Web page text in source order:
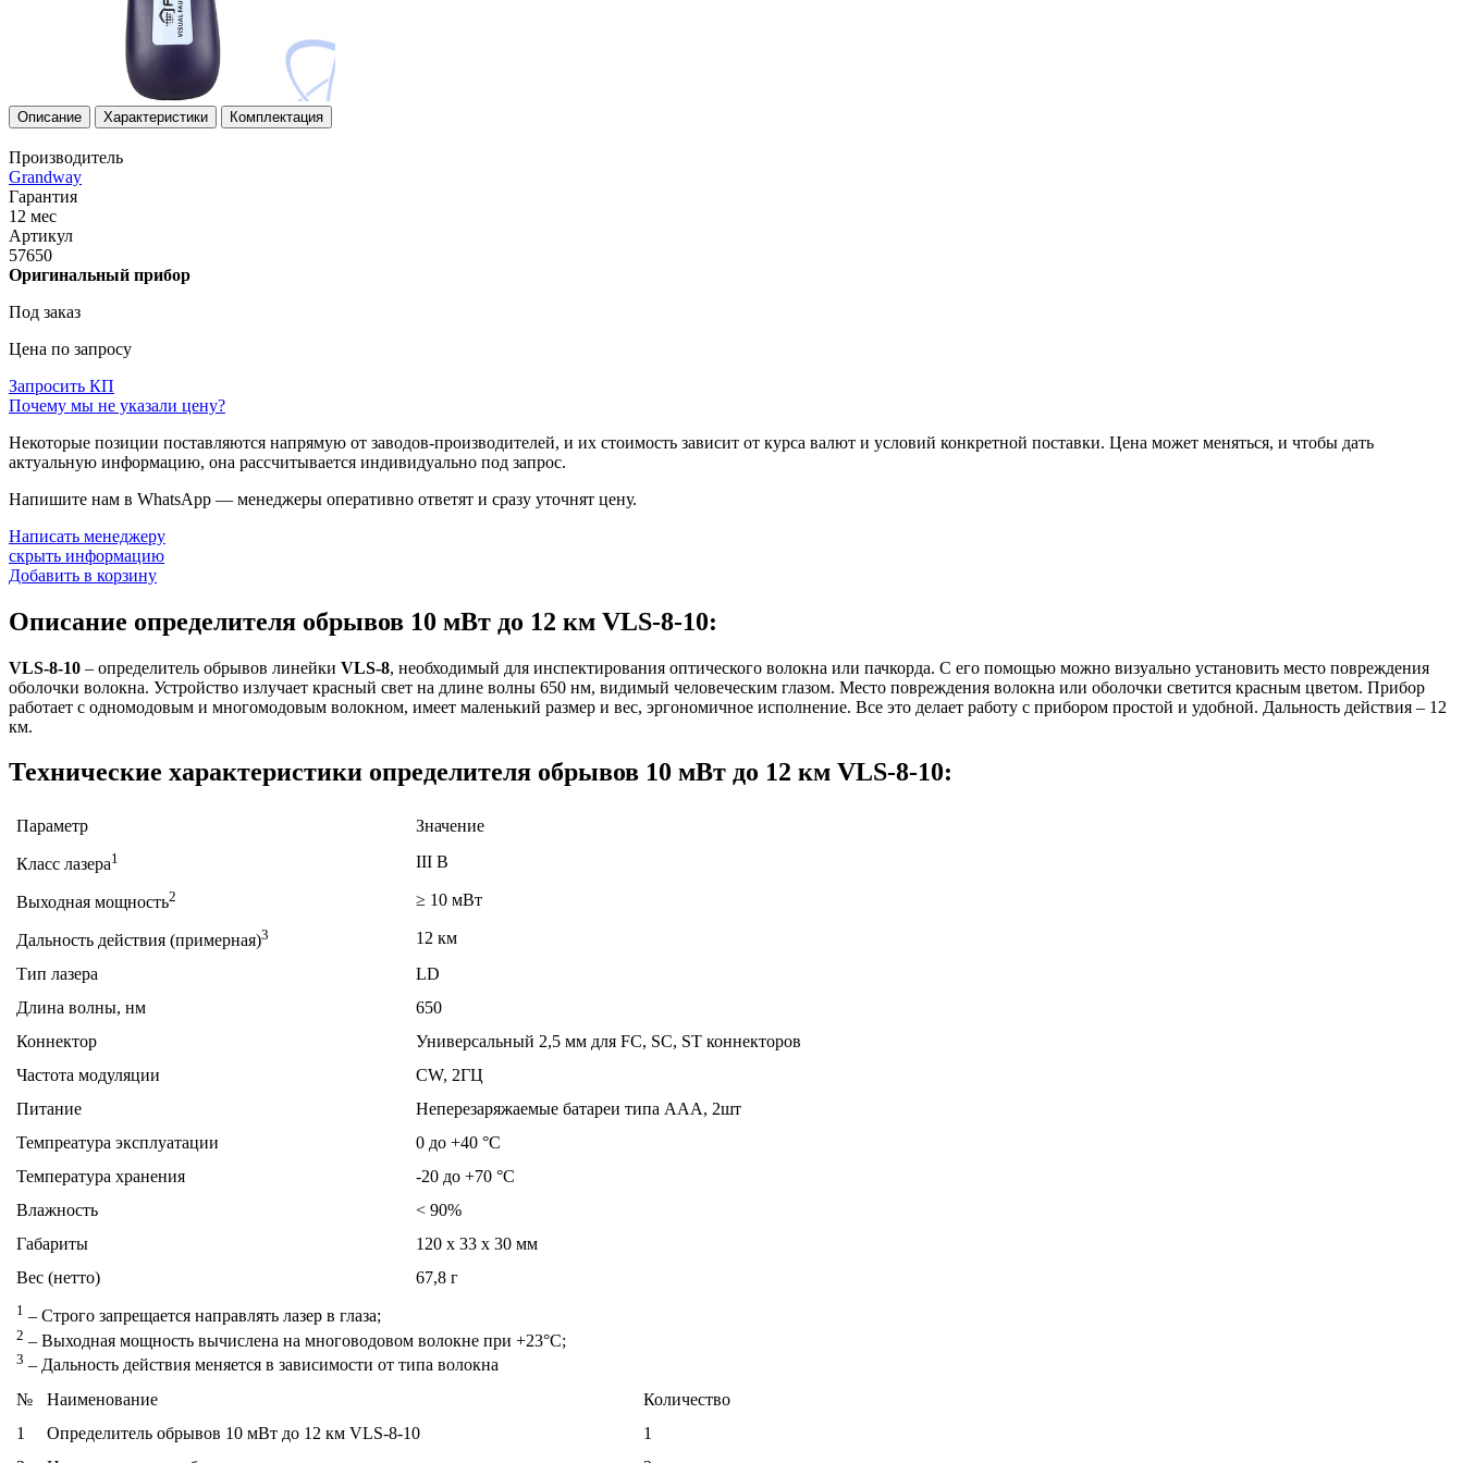
Описание Характеристики Комплектация
Производитель
Grandway
Гарантия
12 мес
Артикул
57650
Оригинальный прибор
Под заказ
Цена по запросу
Запросить КП
Почему мы не указали цену?
Некоторые позиции поставляются напрямую от заводов-производителей, и их стоимость зависит от курса валют и условий конкретной поставки. Цена может меняться, и чтобы дать
актуальную информацию, она рассчитывается индивидуально под запрос.
Напишите нам в WhatsApp — менеджеры оперативно ответят и сразу уточнят цену.
Написать менеджеру
скрыть информацию
Добавить в корзину
Описание определителя обрывов 10 мВт до 12 км VLS-8-10:
VLS-8-10 – определитель обрывов линейки VLS-8, необходимый для инспектирования оптического волокна или пачкорда. С его помощью можно визуально установить место повреждения
оболочки волокна. Устройство излучает красный свет на длине волны 650 нм, видимый человеческим глазом. Место повреждения волокна или оболочки светится красным цветом. Прибор
работает с одномодовым и многомодовым волокном, имеет маленький размер и вес, эргономичное исполнение. Все это делает работу с прибором простой и удобной. Дальность действия – 12
км.
Технические характеристики определителя обрывов 10 мВт до 12 км VLS-8-10:
Параметр Значение
Класс лазера1 III B
Выходная мощность2 ≥ 10 мВт
Дальность действия (примерная)3
12 км
Тип лазера
LD
Длина волны, нм
650
Коннектор
Универсальный 2,5 мм для FC, SC, ST коннекторов
Частота модуляции
CW, 2ГЦ
Питание
Неперезаряжаемые батареи типа ААА, 2шт
Темпреатура эксплуатации
0 до +40 °C
Температура хранения
-20 до +70 °C
Влажность
< 90%
Габариты
120 х 33 х 30 мм
Вес (нетто)
67,8 г
1 – Строго запрещается направлять лазер в глаза;
2 – Выходная мощность вычислена на многоводовом волокне при +23°C;
3 – Дальность действия меняется в зависимости от типа волокна
№
Наименование
Количество
1
Определитель обрывов 10 мВт до 12 км VLS-8-10
1